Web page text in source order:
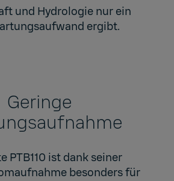
und Hydrologie nur ein
ergibt.
Geringe
PTB110 ist dank seiner
besonders für